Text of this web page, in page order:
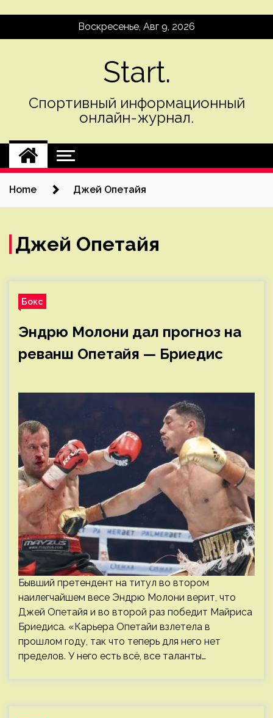
Воскресенье, Авг 9, 2026
Start.
Спортивный информационный
онлайн-журнал.
Home Джей Опетайя
Джей Опетайя
Бокс
Эндрю Молони дал прогноз на
реванш Опетайя — Бриедис
Бывший претендент на титул во втором
наилегчайшем весе Эндрю Молони верит, что
Джей Опетайя и во второй раз победит Майриса
Бриедиса. «Карьера Опетайи взлетела в
прошлом году, так что теперь для него нет
пределов. У него есть всё, все таланты…